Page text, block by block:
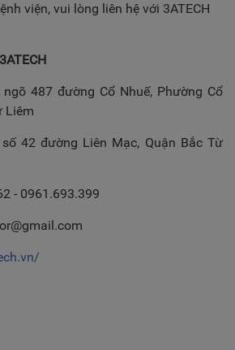
viện, vui lòng liên hệ với 3ATECH
487 đường Cổ Nhuế, Phường Cổ
Liêm
42 đường Liên Mạc, Quận Bắc Từ
- 0961.693.399